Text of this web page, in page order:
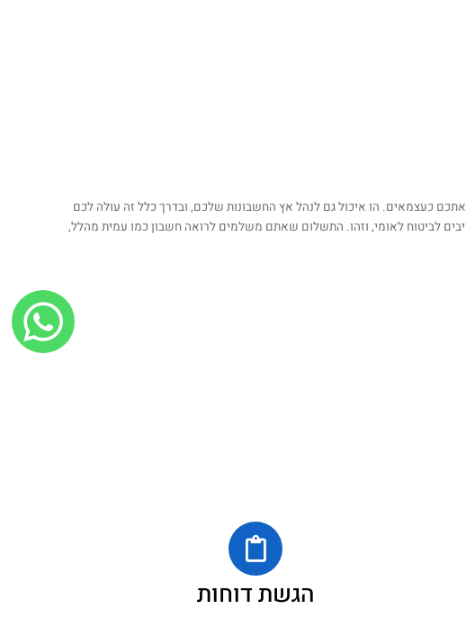
כעצמאים. הו איכול גם לנהל אץ החשבונות שלכם, ובדרך כלל זה עולה לכם
לביטוח לאומי, וזהו. התשלום שאתם משלמים לרואה חשבון כמו עמית מהלל,
הגשת דוחות